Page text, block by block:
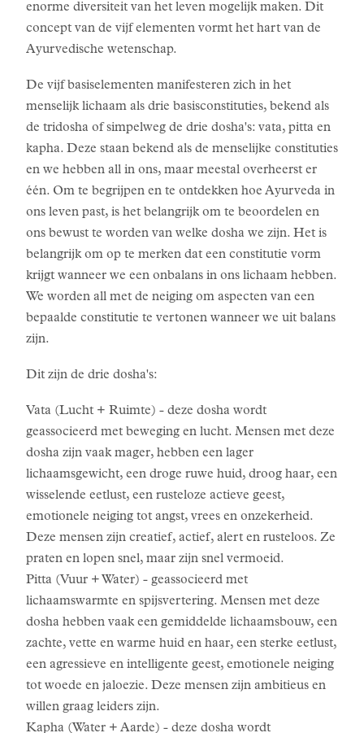
enorme diversiteit van het leven mogelijk maken. Dit
concept van de vijf elementen vormt het hart van de
Ayurvedische wetenschap.
De vijf basiselementen manifesteren zich in het
menselijk lichaam als drie basisconstituties, bekend als
de tridosha of simpelweg de drie dosha's: vata, pitta en
kapha. Deze staan bekend als de menselijke constituties
en we hebben all in ons, maar meestal overheerst er
één. Om te begrijpen en te ontdekken hoe Ayurveda in
ons leven past, is het belangrijk om te beoordelen en
ons bewust te worden van welke dosha we zijn. Het is
belangrijk om op te merken dat een constitutie vorm
krijgt wanneer we een onbalans in ons lichaam hebben.
We worden all met de neiging om aspecten van een
bepaalde constitutie te vertonen wanneer we uit balans
zijn.
Dit zijn de drie dosha's:
Vata (Lucht + Ruimte) - deze dosha wordt
geassocieerd met beweging en lucht. Mensen met deze
dosha zijn vaak mager, hebben een lager
lichaamsgewicht, een droge ruwe huid, droog haar, een
wisselende eetlust, een rusteloze actieve geest,
emotionele neiging tot angst, vrees en onzekerheid.
Deze mensen zijn creatief, actief, alert en rusteloos. Ze
praten en lopen snel, maar zijn snel vermoeid.
Pitta (Vuur + Water) - geassocieerd met
lichaamswarmte en spijsvertering. Mensen met deze
dosha hebben vaak een gemiddelde lichaamsbouw, een
zachte, vette en warme huid en haar, een sterke eetlust,
een agressieve en intelligente geest, emotionele neiging
tot woede en jaloezie. Deze mensen zijn ambitieus en
willen graag leiders zijn.
Kapha (Water + Aarde) - deze dosha wordt